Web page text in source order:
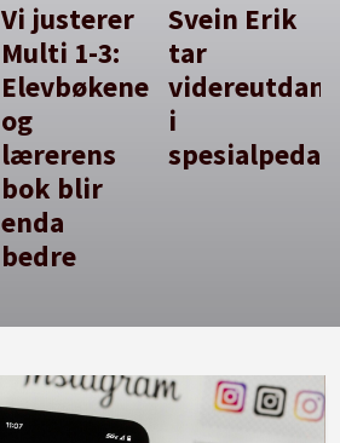
Vi justerer
Multi 1-3:
Elevbøkene
og
lærerens
bok blir
enda
bedre
Svein Erik
tar
i